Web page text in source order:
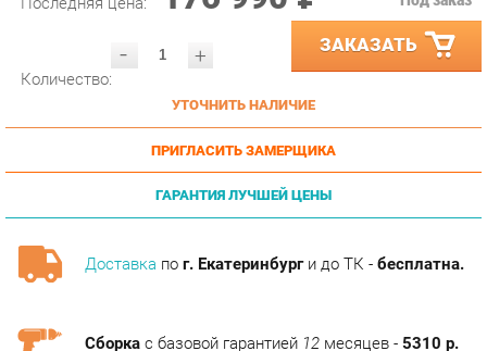
- ЗАКАЗАТЬ
УТОЧНИТЬ НАЛИЧИЕ
ПРИГЛАСИТЬ ЗАМЕРЩИКА
ГАРАНТИЯ ЛУЧШЕЙ ЦЕНЫ
Доставкапог. Екатеринбурги до ТК -бесплатна.